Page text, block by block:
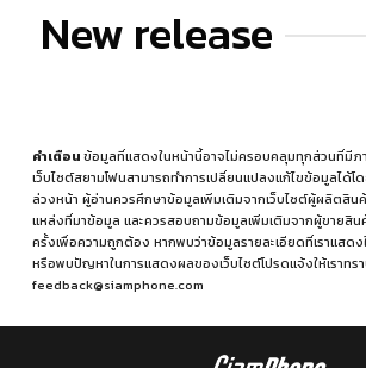
New release
คำเตือนข้อมูลที่แสดงในหน้านี้อาจไม่ครอบคลุมทุกส่วนที่มีภ
เว็บไซต์สยามโฟนสามารถทำการเปลี่ยนแปลงแก้ไขข้อมูลได้โ
ล่วงหน้า ผู้อ่านควรศึกษาข้อมูลเพิ่มเติมจากเว็บไซต์ผู้ผลิตสินค้
แหล่งที่มาข้อมูล และควรสอบถามข้อมูลเพิ่มเติมจากผู้ขายสิ
ครั้งเพื่อความถูกต้อง หากพบว่าข้อมูลรายละเอียดที่เราแสด
หรือพบปัญหาในการแสดงผลของเว็บไซต์โปรดแจ้งให้เราทร
feedback@siamphone.com